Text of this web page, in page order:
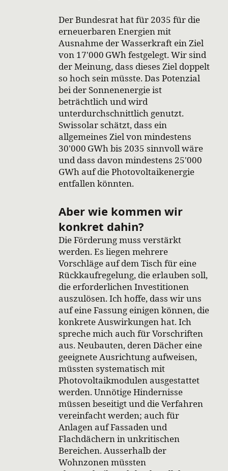
Der Bundesrat hat für 2035 für die
erneuerbaren Energien mit
Ausnahme der Wasserkraft ein Ziel
von 17'000 GWh festgelegt. Wir sind
der Meinung, dass dieses Ziel doppelt
so hoch sein müsste. Das Potenzial
bei der Sonnenenergie ist
beträchtlich und wird
unterdurchschnittlich genutzt.
Swissolar schätzt, dass ein
allgemeines Ziel von mindestens
30'000 GWh bis 2035 sinnvoll wäre
und dass davon mindestens 25'000
GWh auf die Photovoltaikenergie
entfallen könnten.
Aber wie kommen wir
konkret dahin?
Die Förderung muss verstärkt
werden. Es liegen mehrere
Vorschläge auf dem Tisch für eine
Rückkaufregelung, die erlauben soll,
die erforderlichen Investitionen
auszulösen. Ich hoffe, dass wir uns
auf eine Fassung einigen können, die
konkrete Auswirkungen hat. Ich
spreche mich auch für Vorschriften
aus. Neubauten, deren Dächer eine
geeignete Ausrichtung aufweisen,
müssten systematisch mit
Photovoltaikmodulen ausgestattet
werden. Unnötige Hindernisse
müssen beseitigt und die Verfahren
vereinfacht werden; auch für
Anlagen auf Fassaden und
Flachdächern in unkritischen
Bereichen. Ausserhalb der
Wohnzonen müssten